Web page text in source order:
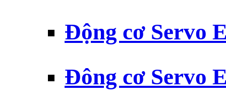
Động cơ Servo
Đông cơ Servo